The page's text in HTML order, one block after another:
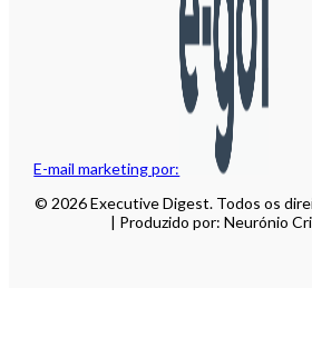
E-mail marketing por:
© 2026 Executive Digest. Todos os
| Produzido por: Neurónio